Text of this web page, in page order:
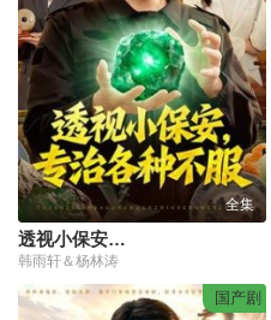
全集
透视小保安，专治各种不服
韩雨轩＆杨林涛
国产剧